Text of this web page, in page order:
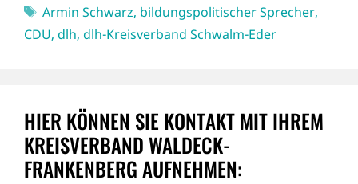
Schlagwörter
Armin Schwarz, bildungspolitischer Sprecher,
CDU, dlh, dlh-Kreisverband Schwalm-Eder
HIER KÖNNEN SIE KONTAKT MIT IHREM
KREISVERBAND WALDECK-
FRANKENBERG AUFNEHMEN: